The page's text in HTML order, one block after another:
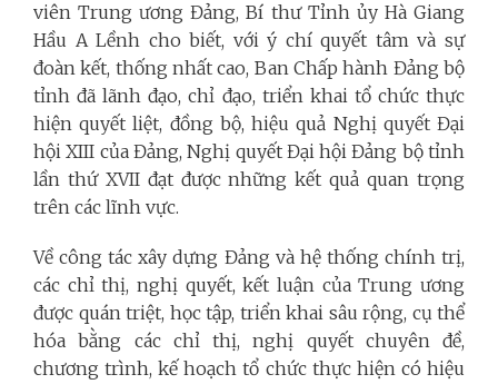
viên Trung ương Đảng, Bí thư Tỉnh ủy Hà Giang
Hầu A Lềnh cho biết, với ý chí quyết tâm và sự
đoàn kết, thống nhất cao, Ban Chấp hành Đảng bộ
tỉnh đã lãnh đạo, chỉ đạo, triển khai tổ chức thực
hiện quyết liệt, đồng bộ, hiệu quả Nghị quyết Đại
hội XIII của Đảng, Nghị quyết Đại hội Đảng bộ tỉnh
lần thứ XVII đạt được những kết quả quan trọng
trên các lĩnh vực.
Về công tác xây dựng Đảng và hệ thống chính trị,
các chỉ thị, nghị quyết, kết luận của Trung ương
được quán triệt, học tập, triển khai sâu rộng, cụ thể
hóa bằng các chỉ thị, nghị quyết chuyên đề,
chương trình, kế hoạch tổ chức thực hiện có hiệu